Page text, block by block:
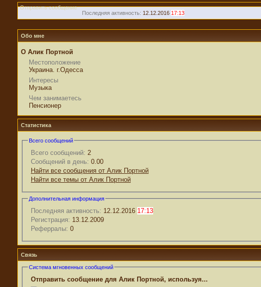
Отправить сообщение
Последняя активность: 12.12.2016 17:13
Обо мне
О Алик Портной
Местоположение
Украина. г.Одесса
Интересы
Музыка
Чем занимаетесь
Пенсионер
Статистика
Всего сообщений
Всего сообщений: 2
Сообщений в день: 0.00
Найти все сообщения от Алик Портной
Найти все темы от Алик Портной
Дополнительная информация
Последняя активность: 12.12.2016 17:13
Регистрация: 13.12.2009
Реферралы: 0
Связь
Система мгновенных сообщений
Отправить сообщение для Алик Портной, используя...